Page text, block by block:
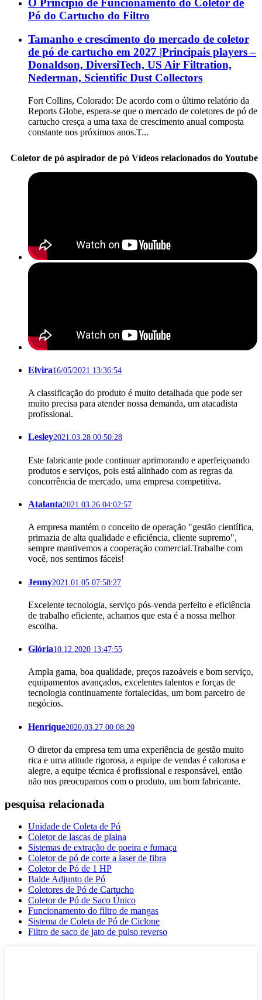
Pó do Cartucho do Filtro
Tamanho e crescimento do mercado de coletor
de pó de cartucho em 2027 |Principais players –
Donaldson, DiversiTech, US Air Filtration,
Nederman, Scientific Dust Collectors
Fort Collins, Colorado: De acordo com o último relatório da
Reports Globe, espera-se que o mercado de coletores de pó de
cartucho cresça a uma taxa de crescimento anual composta
constante nos próximos anos.T...
Coletor de pó aspirador de pó Vídeos relacionados do Youtube
Elvira16/05/2021 13:36:54
A classificação do produto é muito detalhada que pode ser
muito precisa para atender nossa demanda, um atacadista
profissional.
Lesley2021.03.28 00:50:28
Este fabricante pode continuar aprimorando e aperfeiçoando
produtos e serviços, pois está alinhado com as regras da
concorrência de mercado, uma empresa competitiva.
Atalanta2021.03.26 04:02:57
A empresa mantém o conceito de operação "gestão científica,
primazia de alta qualidade e eficiência, cliente supremo",
sempre mantivemos a cooperação comercial.Trabalhe com
você, nos sentimos fáceis!
Jenny2021.01.05 07:58:27
Excelente tecnologia, serviço pós-venda perfeito e eficiência
de trabalho eficiente, achamos que esta é a nossa melhor
escolha.
Glória10.12.2020 13:47:55
Ampla gama, boa qualidade, preços razoáveis ​​e bom serviço,
equipamentos avançados, excelentes talentos e forças de
tecnologia continuamente fortalecidas, um bom parceiro de
negócios.
Henrique2020.03.27 00:08:20
O diretor da empresa tem uma experiência de gestão muito
rica e uma atitude rigorosa, a equipe de vendas é calorosa e
alegre, a equipe técnica é profissional e responsável, então
não nos preocupamos com o produto, um bom fabricante.
pesquisa relacionada
Unidade de Coleta de Pó
Coletor de lascas de plaina
Sistemas de extração de poeira e fumaça
Coletor de pó de corte a laser de fibra
Coletor de Pó de 1 HP
Balde Adjunto de Pó
Coletores de Pó de Cartucho
Coletor de Pó de Saco Único
Funcionamento do filtro de mangas
Sistema de Coleta de Pó de Ciclone
Filtro de saco de jato de pulso reverso